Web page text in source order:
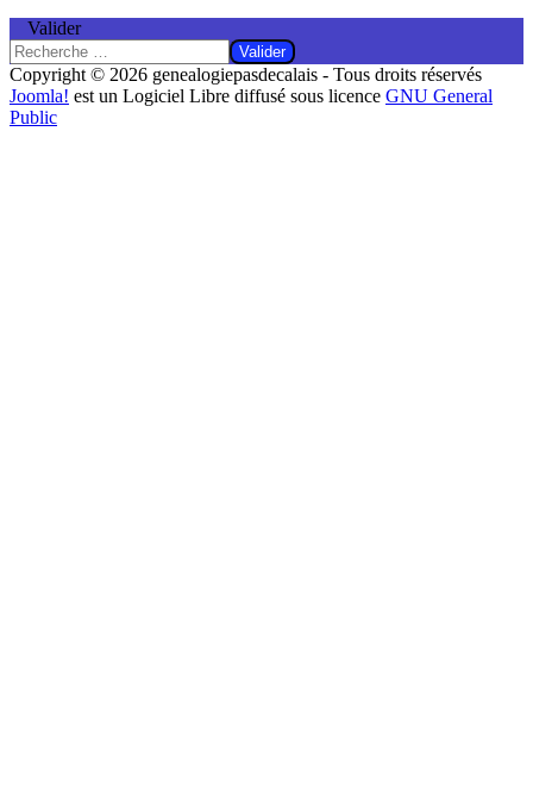
Valider
Valider
Copyright © 2026 genealogiepasdecalais - Tous droits réservés
Joomla! est un Logiciel Libre diffusé sous licence GNU General
Public